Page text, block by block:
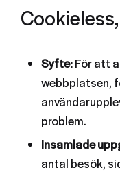
Syfte:För att
webbplatsen,
problem.
Insamlade
antal besök,